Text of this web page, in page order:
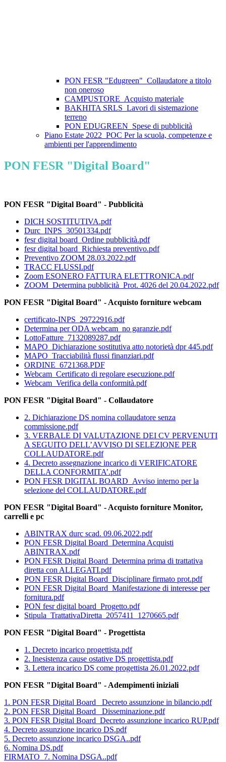
PON FESR "Edugreen"_Collaudatore a titolo
non oneroso
CAMPUSTORE_Acquisto materiale
BAKHITA SRLS_Lavori di sistemazione
terreno
PON EDUGREEN_Spese di pubblicità
Piano Estate 2022_POC Per la scuola, competenze e
ambienti per l'apprendimento
PON FESR "Digital Board"
PON FESR "Digital Board" - Pubblicità
DICH SOSTITUTIVA.pdf
Durc_INPS_30501334.pdf
fesr digital board_Ordine pubblicità.pdf
fesr digital board_Richiesta preventivo.pdf
Preventivo ZOOM 28.03.2022.pdf
TRACC FLUSSI.pdf
Zoom ESONERO FATTURA ELETTRONICA.pdf
ZOOM_Determina pubblicità_Prot. 4026 del 20.04.2022.pdf
PON FESR "Digital Board" - Acquisto forniture webcam
certificato-INPS_29722916.pdf
Determina per ODA webcam_no garanzie.pdf
LottoFatture_7132089287.pdf
MAPO_Dichiarazione sostitutiva atto notorietà dpr 445.pdf
MAPO_Tracciabilità flussi finanziari.pdf
ORDINE_6721368.PDF
Webcam_Certificato di regolare esecuzione.pdf
Webcam_Verifica della conformità.pdf
PON FESR "Digital Board" - Collaudatore
2. Dichiarazione DS nomina collaudatore senza
commissione.pdf
3. VERBALE DI VALUTAZIONE DEI CV PERVENUTI
A SEGUITO DELL’AVVISO DI SELEZIONE PER
COLLAUDATORE.pdf
4. Decreto assegnazione incarico di VERIFICATORE
DELLA CONFORMITA’.pdf
PON FESR DIGITAL BOARD_Avviso interno per la
selezione del COLLAUDATORE.pdf
PON FESR "Digital Board" - Acquisto forniture Monitor,
carrelli e pc
ABINTRAX durc scad. 09.06.2022.pdf
PON FESR Digital Board_Determina Acquisti
ABINTRAX.pdf
PON FESR Digital Board_Determina prima di trattativa
diretta con ALLEGATI.pdf
PON FESR Digital Board_Disciplinare firmato prot.pdf
PON FESR Digital Board_Manifestazione di interesse per
fornitura.pdf
PON fesr digital board_Progetto.pdf
Stipula_TrattativaDiretta_2057411_1270665.pdf
PON FESR "Digital Board" - Progettista
1. Decreto incarico progettista.pdf
2. Inesistenza cause ostative DS progettista.pdf
3. Lettera incarico DS come progettista 26.01.2022.pdf
PON FESR "Digital Board" - Adempimenti iniziali
1. PON FESR Digital Board_ Decreto assunzione in bilancio.pdf
2. PON FESR Digital Board_ Disseminazione.pdf
3. PON FESR Digital Board_Decreto assunzione incarico RUP.pdf
4. Decreto assunzione incarico DS.pdf
5. Decreto assunzione incarico DSGA..pdf
6. Nomina DS.pdf
FIRMATO_7. Nomina DSGA..pdf